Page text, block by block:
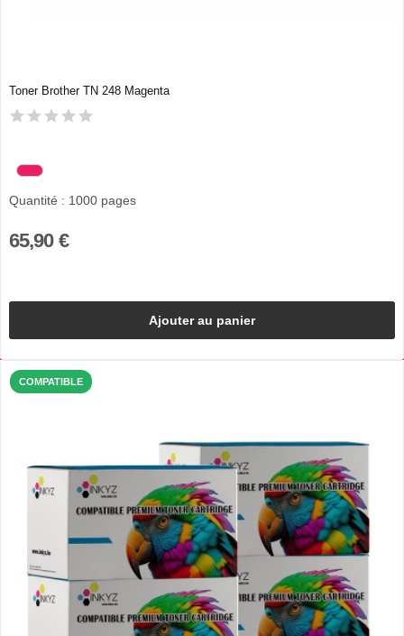
Toner Brother TN 248 Magenta
Quantité : 1000 pages
65,90 €
Ajouter au panier
COMPATIBLE